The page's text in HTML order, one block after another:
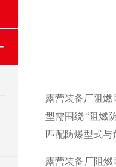
露营装备厂阻
型需围绕 “阻燃
匹配防爆型式与
露营装备厂阻